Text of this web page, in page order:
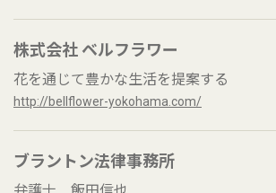
株式会社 ベルフラワー
花を通じて豊かな生活を提案する
http://bellflower-yokohama.com/
ブラントン法律事務所